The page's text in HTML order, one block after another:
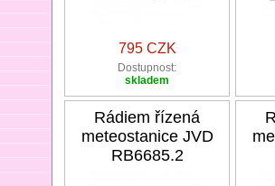
795 CZK
Dostupnost:
skladem
Rádiem řízená
meteostanice JVD
RB6685.2